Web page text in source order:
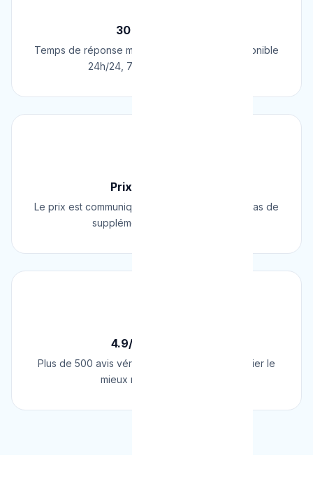
30 Min Chrono
Temps de réponse moyen de 30 minutes. Disponible
24h/24, 7j/7, 365 jours par an.
Prix Fixe Garanti
Le prix est communiqué AVANT l'intervention. Pas de
supplément surprise, jamais.
4.9/5 sur Google
Plus de 500 avis vérifiés sur Google. Le plombier le
mieux noté de Belgique.